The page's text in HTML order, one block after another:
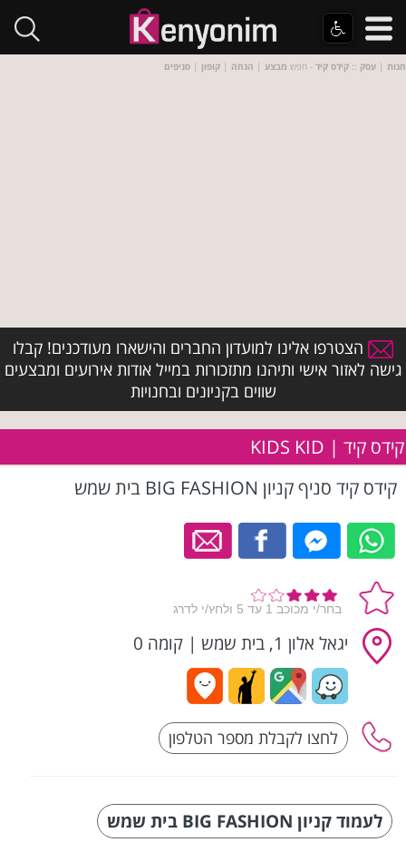
חנות | עסק :: קידס קיד - חפש מבצע | הנחה | קופון | סניפים
הצטרפו אלינו למועדון החברים והישארו מעודכנים! קבלו
גישה לאזור אישי ותיהנו מתזכורות במייל אודות אירועים ומבצעים
שווים בקניונים ובחנויות
קידס קיד | KIDS KID
קידס קיד סניף קניון BIG FASHION בית שמש
יגאל אלון 1, בית שמש | קומה 0
לעמוד קניון BIG FASHION בית שמש